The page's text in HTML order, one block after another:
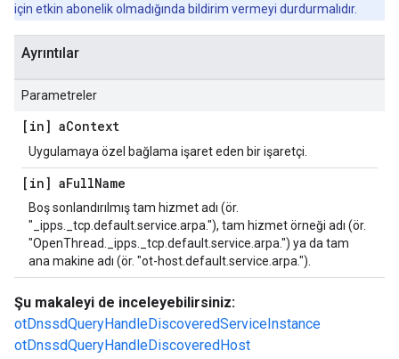
için etkin abonelik olmadığında bildirim vermeyi durdurmalıdır.
Ayrıntılar
Parametreler
[in] aContext
Uygulamaya özel bağlama işaret eden bir işaretçi.
[in] aFullName
Boş sonlandırılmış tam hizmet adı (ör.
"_ipps._tcp.default.service.arpa."), tam hizmet örneği adı (ör.
"OpenThread._ipps._tcp.default.service.arpa.") ya da tam
ana makine adı (ör. "ot-host.default.service.arpa.").
Şu makaleyi de inceleyebilirsiniz:
otDnssdQueryHandleDiscoveredServiceInstance
otDnssdQueryHandleDiscoveredHost